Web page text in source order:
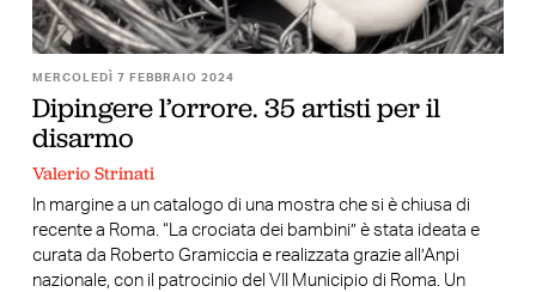
MERCOLEDÌ 7 FEBBRAIO 2024
Dipingere l’orrore. 35 artisti per il
disarmo
Valerio Strinati
In margine a un catalogo di una mostra che si è chiusa di
recente a Roma. “La crociata dei bambini” è stata ideata e
curata da Roberto Gramiccia e realizzata grazie all’Anpi
nazionale, con il patrocinio del VII Municipio di Roma. Un